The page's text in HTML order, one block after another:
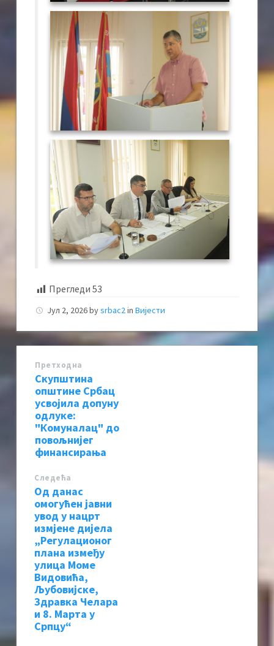
Прегледи 53
Јул 2, 2026bysrbac2 in Вијести
Претходна
Скупштина
општине Србац
усвојила допуну
одлуке:
"Комуналац" до
повољнијег
финансирања
Следећa
Од данас
омогућен јавни
увод у нацрт
измјене дијела
„Регулационог
плана између
улица Моме
Видовића,
Љубовијске,
Здравка Челара
и 8. Марта у
Српцу“